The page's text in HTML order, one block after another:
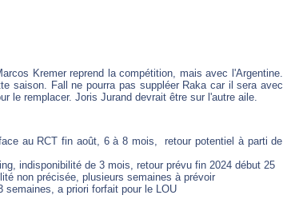
Kremer reprend la compétition, mais avec l'Argentine.
saison. Fall ne pourra pas suppléer Raka car il sera avec
le remplacer. Joris Jurand devrait être sur l'autre aile.
au RCT fin août, 6 à 8 mois, retour potentiel à parti de
indisponibilité de 3 mois, retour prévu fin 2024 début 25
non précisée, plusieurs semaines à prévoir
a priori forfait pour le LOU